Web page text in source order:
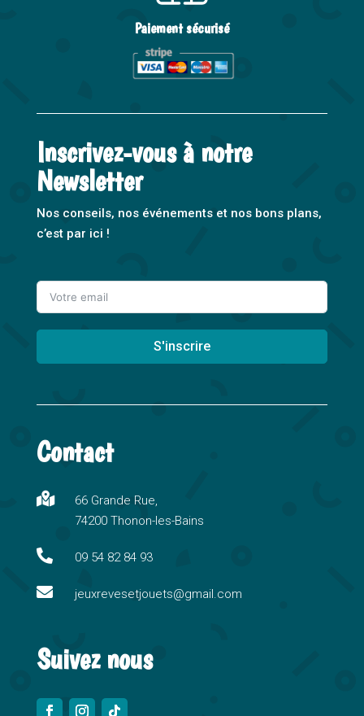
Paiement sécurisé
Inscrivez-vous à notre
Newsletter
Nos conseils, nos événements et nos bons plans,
c’est par ici !
S'inscrire
l
e
n
a
i
e
Contact

66 Grande Rue,
74200 Thonon-les-Bains
 09 54 82 84 93
 jeuxrevesetjouets@gmail.com
Suivez nous